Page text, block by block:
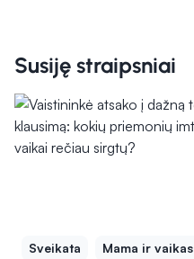
Susiję straipsniai
Sveikata Mama ir vaikas